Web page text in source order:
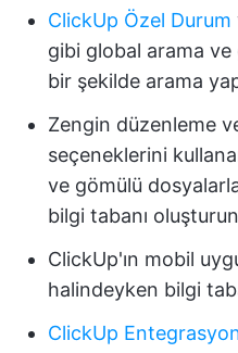
ClickUp Özel Durum
gibi global arama
bir şekilde arama
Zengin düzenleme
seçeneklerini
ve gömülü
bilgi tabanı oluşturun
ClickUp'ın mobil
halindeyken bilgi
ClickUp